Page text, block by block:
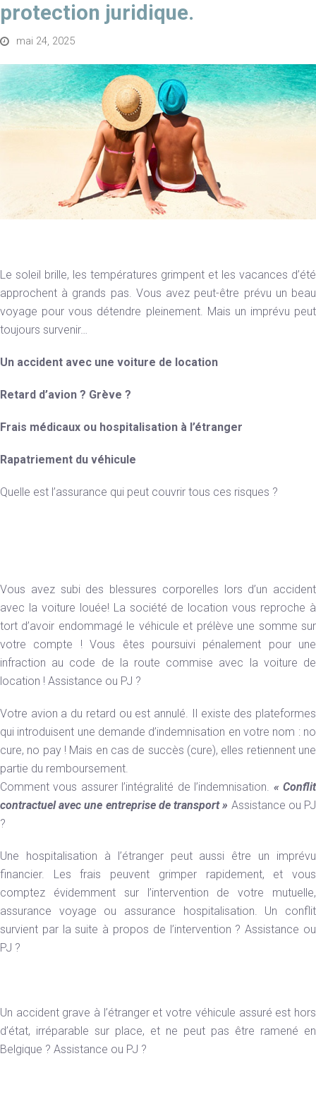
protection juridique.
mai 24, 2025
Le soleil brille, les températures grimpent et les vacances d’été
approchent à grands pas. Vous avez peut-être prévu un beau
voyage pour vous détendre pleinement. Mais un imprévu peut
toujours survenir…
Un accident avec une voiture de location
Retard d’avion ? Grève ?
Frais médicaux ou hospitalisation à l’étranger
Rapatriement du véhicule
Quelle est l’assurance qui peut couvrir tous ces risques ?
Vous avez subi des blessures corporelles lors d’un accident
avec la voiture louée! La société de location vous reproche à
tort d’avoir endommagé le véhicule et prélève une somme sur
votre compte ! Vous êtes poursuivi pénalement pour une
infraction au code de la route commise avec la voiture de
location ! Assistance ou PJ ?
Votre avion a du retard ou est annulé. Il existe des plateformes
qui introduisent une demande d’indemnisation en votre nom : no
cure, no pay ! Mais en cas de succès (cure), elles retiennent une
partie du remboursement.
Comment vous assurer l’intégralité de l’indemnisation. « Conflit
contractuel avec une entreprise de transport » Assistance ou PJ
?
Une hospitalisation à l’étranger peut aussi être un imprévu
financier. Les frais peuvent grimper rapidement, et vous
comptez évidemment sur l’intervention de votre mutuelle,
assurance voyage ou assurance hospitalisation. Un conflit
survient par la suite à propos de l’intervention ? Assistance ou
PJ ?
Un accident grave à l’étranger et votre véhicule assuré est hors
d’état, irréparable sur place, et ne peut pas être ramené en
Belgique ? Assistance ou PJ ?